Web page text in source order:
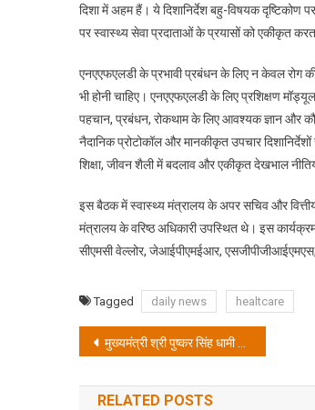
दिशा में अहम हैं। ये दिशानिर्देश बहु-विषयक दृष्टिकोण
पर स्वास्थ्य सेवा प्रदाताओं के प्रयासों को एकीकृत
एनएएफएलडी के प्रभावी प्रबंधन के लिए न केवल रोग
भी होनी चाहिए। एनएएफएलडी के लिए प्रशिक्षण
पहचान, प्रबंधन, रोकथाम के लिए आवश्यक ज्ञान और
नैदानिक ​​प्रोटोकॉल और मानकीकृत उपचार
शिक्षा, जीवन शैली में बदलाव और एकीकृत देखभाल
इस बैठक में स्वास्थ्य मंत्रालय के अपर सचिव और
मंत्रालय के वरिष्ठ अधिकारी उपस्थित थे। इस
सीएमसी वेल्लोर, जेआईपीएमईआर,
Tagged daily news healtcare
Post
navigation
मुख्यमंत्री श्री पुष्कर सिंह धामी ने “कार गार्बेज इको फ्रेंडली बैग वितरण अभियान” का किया शुभारंभ
RELATED POSTS